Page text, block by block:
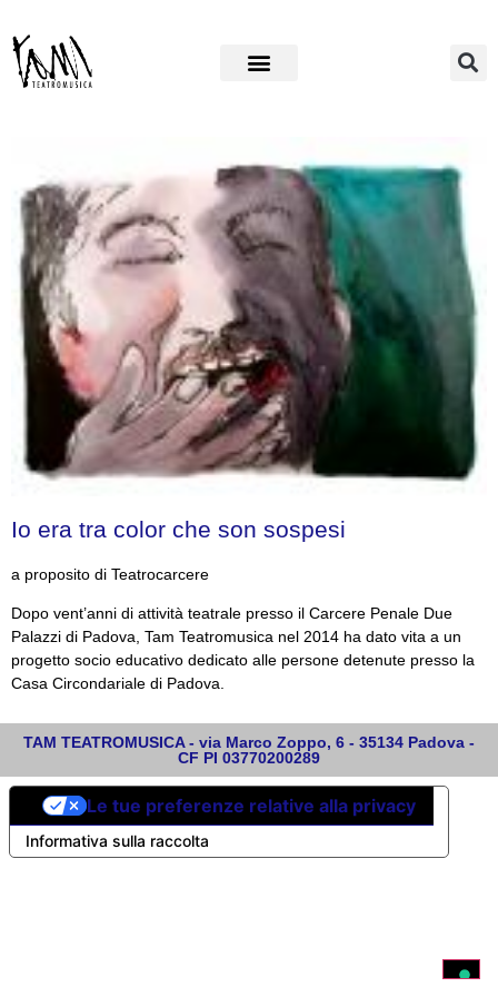
Io era tra color che son sospesi
a proposito di Teatrocarcere
Dopo vent’anni di attività teatrale presso il Carcere Penale Due
Palazzi di Padova, Tam Teatromusica nel 2014 ha dato vita a un
progetto socio educativo dedicato alle persone detenute presso la
Casa Circondariale di Padova.
TAM TEATROMUSICA - via Marco Zoppo, 6 - 35134 Padova -
CF PI 03770200289
Informativa sulla raccolta
Le tue preferenze relative alla privacy